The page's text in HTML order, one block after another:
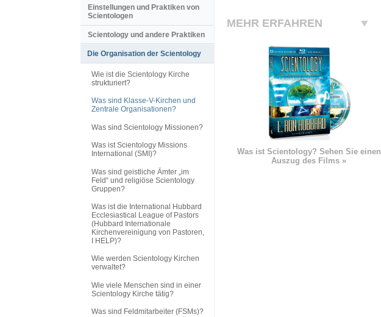
MEHR ERFAHREN
Was ist Scientology? Sehen Sie einen
Auszug des Films »
Einstellungen und Praktiken von
Scientologen
Scientology und andere Praktiken
Die Organisation der Scientology
Wie ist die Scientology Kirche
strukturiert?
Was sind Klasse-V-Kirchen und
Zentrale Organisationen?
Was sind Scientology Missionen?
Was ist Scientology Missions
International (SMI)?
Was sind geistliche Ämter „im
Feld“ und religiöse Scientology
Gruppen?
Was ist die International Hubbard
Ecclesiastical League of Pastors
(Hubbard Internationale
Kirchenvereinigung von Pastoren,
I HELP)?
Wie werden Scientology Kirchen
verwaltet?
Wie viele Menschen sind in einer
Scientology Kirche tätig?
Was sind Feldmitarbeiter (FSMs)?